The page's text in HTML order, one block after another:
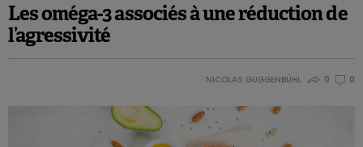
Les oméga-3 associés à une réduction de
l’agressivité
NICOLAS GUGGENBÜHL 0 0